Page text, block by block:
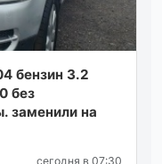
бензин 3.2
без
зaмeнили нa
сегодня в 07:30